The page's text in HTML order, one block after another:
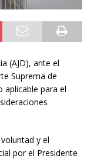
(AJD), ante el
Suprema de
aplicable para el
y el
por el Presidente